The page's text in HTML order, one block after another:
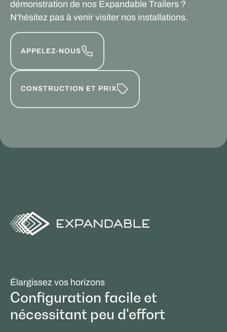
démonstration de nos Expandable Trailers ?
N'hésitez pas à venir visiter nos installations.
APPELEZ-NOUS
CONSTRUCTION ET PRIX
Élargissez vos horizons
Configuration facile et
nécessitant peu d'effort